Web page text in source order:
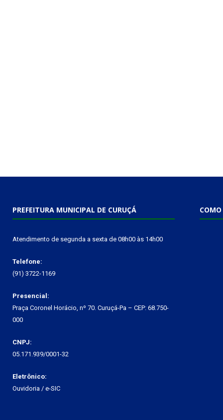
PREFEITURA MUNICIPAL DE CURUÇÁ
Atendimento de segunda a sexta de 08h00 às 14h00
Telefone:
(91) 3722-1169
Presencial:
Praça Coronel Horácio, nº 70. Curuçá-Pa – CEP: 68.750-
000
CNPJ:
05.171.939/0001-32
Eletrônico:
Ouvidoria / e-SIC
COMO